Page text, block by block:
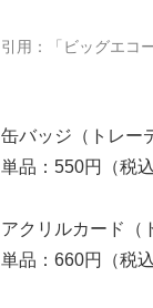
引用：「ビッグエコー
缶バッジ（トレー
単品：550円（税
アクリルカード（
単品：660円（税